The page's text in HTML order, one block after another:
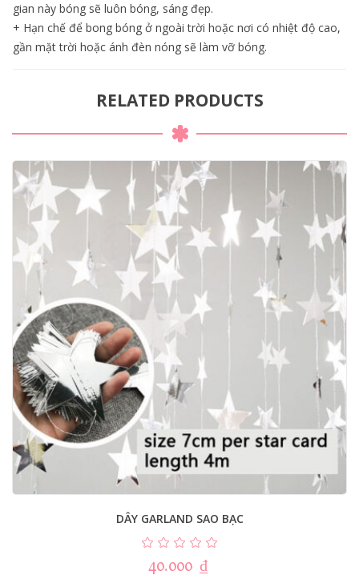
gian này bóng sẽ luôn bóng, sáng đẹp.
+ Hạn chế để bong bóng ở ngoài trời hoặc nơi có nhiệt độ cao,
gần mặt trời hoặc ánh đèn nóng sẽ làm vỡ bóng.
RELATED PRODUCTS
DÂY GARLAND SAO BẠC
40.000 ₫